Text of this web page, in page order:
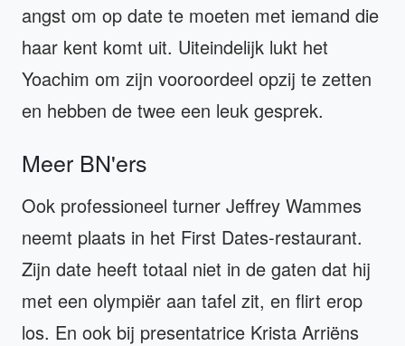
angst om op date te moeten met iemand die
haar kent komt uit. Uiteindelijk lukt het
Yoachim om zijn vooroordeel opzij te zetten
en hebben de twee een leuk gesprek.
Meer BN'ers
Ook professioneel turner Jeffrey Wammes
neemt plaats in het First Dates-restaurant.
Zijn date heeft totaal niet in de gaten dat hij
met een olympiër aan tafel zit, en flirt erop
los. En ook bij presentatrice Krista Arriëns